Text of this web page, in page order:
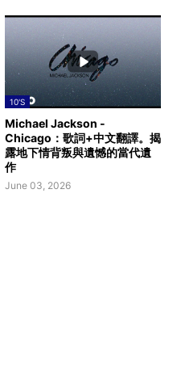
10'S
Michael Jackson -
Chicago：歌詞+中文翻譯。揭
露地下情背叛與遺憾的當代遺
作
June 03, 2026